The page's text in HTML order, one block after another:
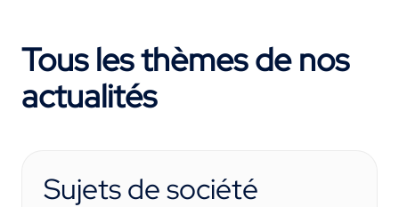
Tous les thèmes de nos
actualités
Sujets de société